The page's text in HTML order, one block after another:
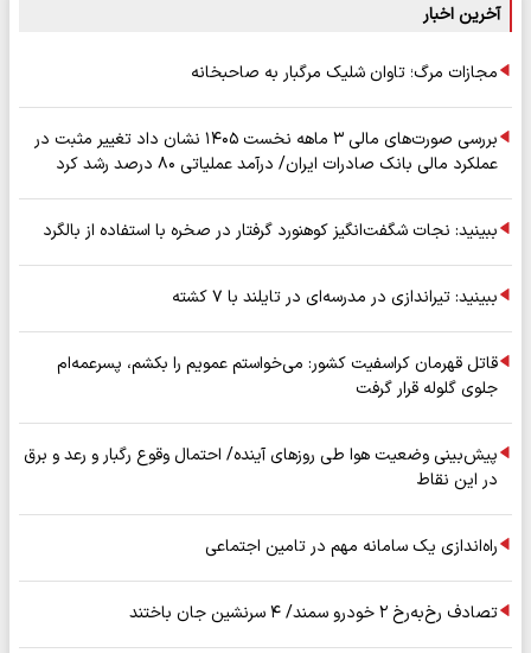
آخرین اخبار
مجازات مرگ؛ تاوان شلیک مرگبار به صاحبخانه
بررسی صورت‌های مالی ۳ ماهه نخست ۱۴۰۵ نشان داد تغییر مثبت در
عملکرد مالی بانک صادرات ایران/ درآمد عملیاتی ۸۰ درصد رشد کرد
ببینید: نجات شگفت‌انگیز کوهنورد گرفتار در صخره با استفاده از بالگرد
ببینید: تیراندازی در مدرسه‌ای در تایلند با ۷ کشته
قاتل قهرمان کراسفیت کشور: می‌خواستم عمویم را بکشم، پسرعمه‌ام
جلوی گلوله قرار گرفت
پیش‌بینی وضعیت هوا طی روزهای آینده/ احتمال وقوع رگبار و رعد و برق
در این نقاط
راه‌اندازی یک سامانه مهم در تامین اجتماعی
تصادف رخ‌به‌رخ ۲ خودرو سمند/ ۴ سرنشین جان باختند